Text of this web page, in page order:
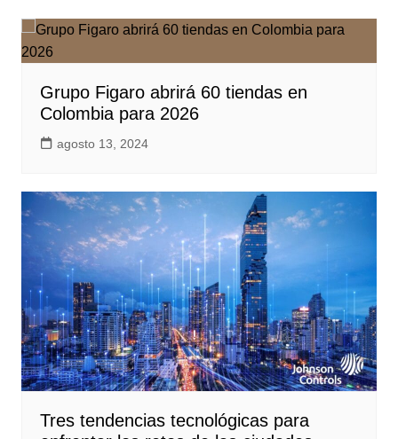
Grupo Figaro abrirá 60 tiendas en
Colombia para 2026
agosto 13, 2024
Tres tendencias tecnológicas para